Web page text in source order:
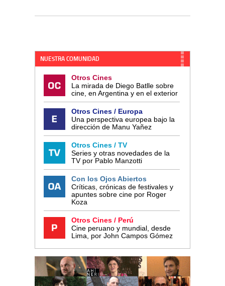
NUESTRA COMUNIDAD
Otros Cines
La mirada de Diego Batlle sobre
cine, en Argentina y en el exterior
Otros Cines / Europa
Una perspectiva europea bajo la
dirección de Manu Yañez
Otros Cines / TV
Series y otras novedades de la
TV por Pablo Manzotti
Con los Ojos Abiertos
Críticas, crónicas de festivales y
apuntes sobre cine por Roger
Koza
Otros Cines / Perú
Cine peruano y mundial, desde
Lima, por John Campos Gómez